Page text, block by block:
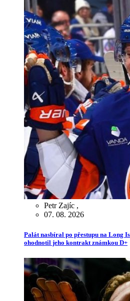
Petr Zajíc ,
07. 08. 2026
Palát nasbíral po přestupu na Long
ohodnotil jeho kontrakt známkou D+